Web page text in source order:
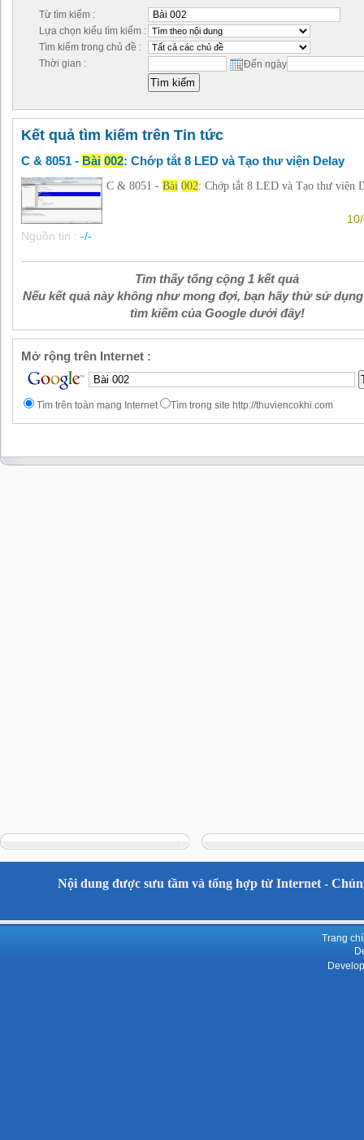
Từ tìm kiếm :
Lựa chọn kiểu tìm kiếm :
Tìm kiếm trong chủ đề :
Thời gian :
Đến ngày
Kết quả tìm kiếm trên Tin tức
C & 8051 - Bài 002: Chớp tắt 8 LED và Tạo thư viện Delay
C & 8051 - Bài 002: Chớp tắt 8 LED và Tạo thư viện
Nguồn tin : -/-
Tìm thấy tổng cộng 1 kết quả
Nếu kết quả này không như mong đợi, bạn hãy thử sử
tìm kiếm của Google dưới đây!
Mở rộng trên Internet :
Tìm trên toàn mạng Internet Tìm trong site http://thuviencokhi.com
Nội dung được sưu tầm và tổng hợp từ Internet -
Trang